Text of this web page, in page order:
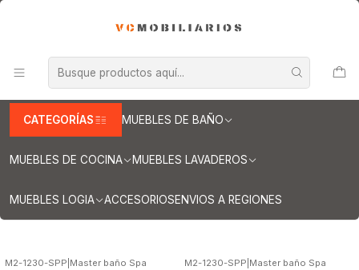
CATEGORÍAS MUEBLES DE BAÑO
MUEBLES DE COCINA MUEBLES LAVADEROS
MUEBLES LOGIA ACCESORIOSENVIOS A REGIONES
Muebles para lavamanos sobreponer al piso
Muebles para lavamanos sobreponer al piso simple
Muebles / sobreponer al piso de 120 cm
Muebles / sobreponer al piso de 120
Filtros
M2-1230-SPP Master baño Spa M2-1230-SPP Master baño Spa